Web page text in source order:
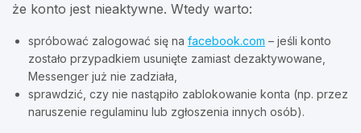
że konto jest nieaktywne. Wtedy warto:
spróbować zalogować się na facebook.com – jeśli konto
zostało przypadkiem usunięte zamiast dezaktywowane,
Messenger już nie zadziała,
sprawdzić, czy nie nastąpiło zablokowanie konta (np. przez
naruszenie regulaminu lub zgłoszenia innych osób).